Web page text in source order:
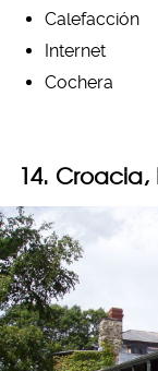
Calefacción
Internet
Cochera
14. Croacia,